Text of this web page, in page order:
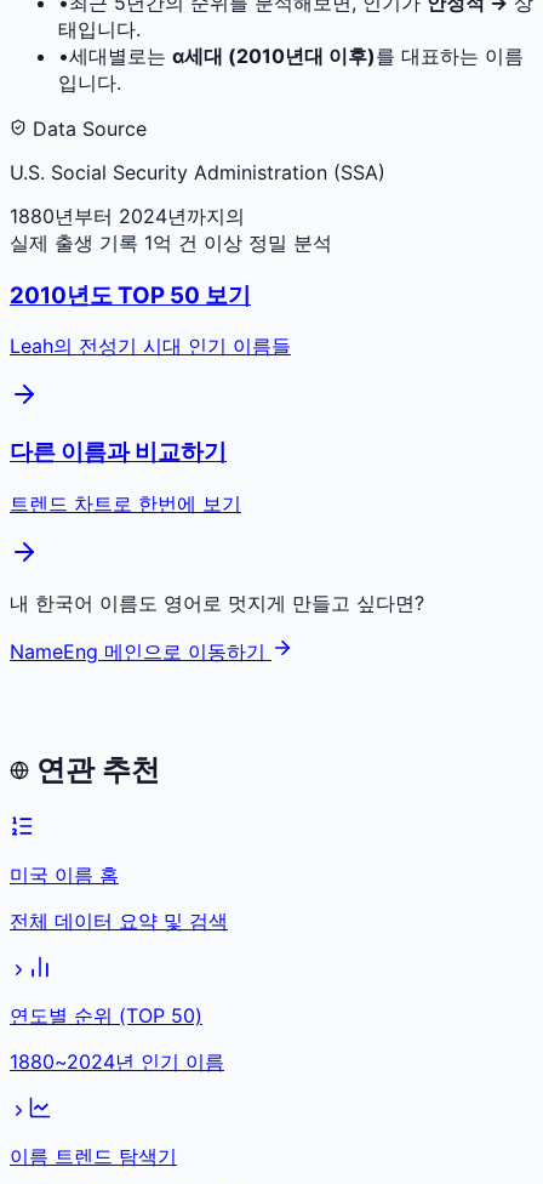
태입니다.
•세대별로는 α세대 (2010년대 이후)를 대표하는 이름
입니다.
Data Source
U.S. Social Security Administration (SSA)
1880년부터 2024년까지의
실제 출생 기록 1억 건 이상 정밀 분석
2010년도 TOP 50 보기
Leah의 전성기 시대 인기 이름들
다른 이름과 비교하기
트렌드 차트로 한번에 보기
내 한국어 이름도 영어로 멋지게 만들고 싶다면?
NameEng 메인으로 이동하기
연관 추천
미국 이름 홈
전체 데이터 요약 및 검색
연도별 순위 (TOP 50)
1880~2024년 인기 이름
이름 트렌드 탐색기